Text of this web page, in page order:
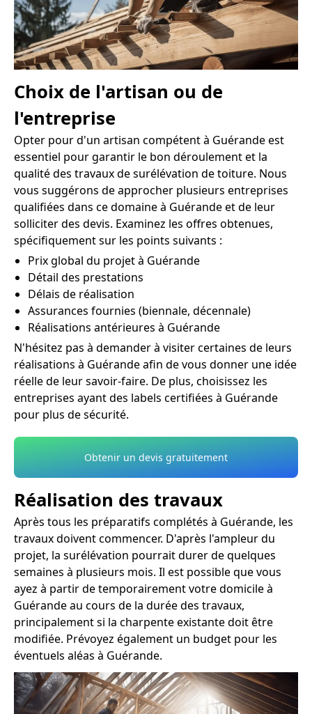
Choix de l'artisan ou de
l'entreprise
Opter pour d'un artisan compétent à Guérande est
essentiel pour garantir le bon déroulement et la
qualité des travaux de surélévation de toiture. Nous
vous suggérons de approcher plusieurs entreprises
qualifiées dans ce domaine à Guérande et de leur
solliciter des devis. Examinez les offres obtenues,
spécifiquement sur les points suivants :
Prix global du projet à Guérande
Détail des prestations
Délais de réalisation
Assurances fournies (biennale, décennale)
Réalisations antérieures à Guérande
N'hésitez pas à demander à visiter certaines de leurs
réalisations à Guérande afin de vous donner une idée
réelle de leur savoir-faire. De plus, choisissez les
entreprises ayant des labels certifiées à Guérande
pour plus de sécurité.
Obtenir un devis gratuitement
Réalisation des travaux
Après tous les préparatifs complétés à Guérande, les
travaux doivent commencer. D'après l'ampleur du
projet, la surélévation pourrait durer de quelques
semaines à plusieurs mois. Il est possible que vous
ayez à partir de temporairement votre domicile à
Guérande au cours de la durée des travaux,
principalement si la charpente existante doit être
modifiée. Prévoyez également un budget pour les
éventuels aléas à Guérande.